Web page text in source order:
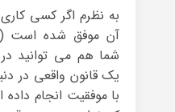
به نظرم اگر کسی کاری
آن موفق شده است
شما هم می توانید
یک قانون واقعی در
با موفقیت انجام